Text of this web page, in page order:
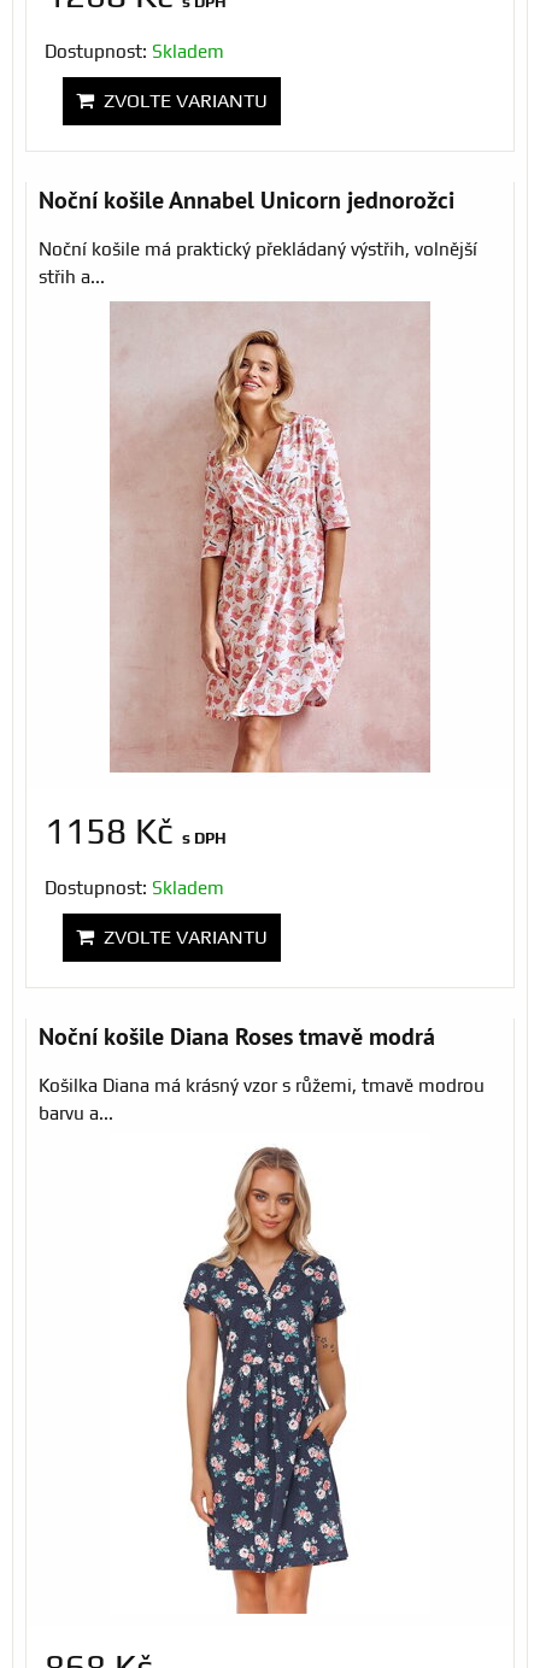
Dostupnost: Skladem
ZVOLTE VARIANTU
Noční košile Annabel Unicorn jednorožci
Noční košile má praktický překládaný výstřih, volnější
střih a...
1158 Kč s DPH
Dostupnost: Skladem
ZVOLTE VARIANTU
Noční košile Diana Roses tmavě modrá
Košilka Diana má krásný vzor s růžemi, tmavě modrou
barvu a...